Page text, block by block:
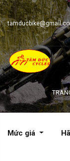
Mức giá